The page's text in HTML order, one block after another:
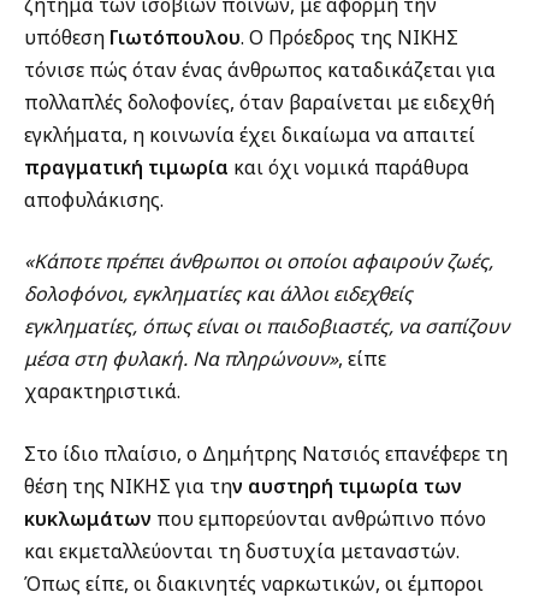
υπόθεση Γιωτόπουλου. Ο Πρόεδρος της ΝΙΚΗΣ
τόνισε πώς όταν ένας άνθρωπος καταδικάζεται για
πολλαπλές δολοφονίες, όταν βαραίνεται με ειδεχθή
εγκλήματα, η κοινωνία έχει δικαίωμα να απαιτεί
πραγματική τιμωρία και όχι νομικά παράθυρα
αποφυλάκισης.
«Κάποτε πρέπει άνθρωποι οι οποίοι αφαιρούν ζωές,
δολοφόνοι, εγκληματίες και άλλοι ειδεχθείς
εγκληματίες, όπως είναι οι παιδοβιαστές, να σαπίζουν
μέσα στη φυλακή. Να πληρώνουν», είπε
χαρακτηριστικά.
Στο ίδιο πλαίσιο, ο Δημήτρης Νατσιός επανέφερε τη
θέση της ΝΙΚΗΣ για την αυστηρή τιμωρία των
κυκλωμάτων που εμπορεύονται ανθρώπινο πόνο
και εκμεταλλεύονται τη δυστυχία μεταναστών.
Όπως είπε, οι διακινητές ναρκωτικών, οι έμποροι